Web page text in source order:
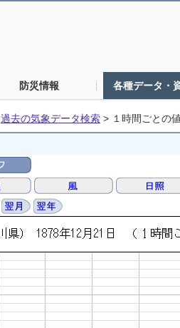
防災情報 各種データ・
過去の気象データ検索 > １時間ごとの